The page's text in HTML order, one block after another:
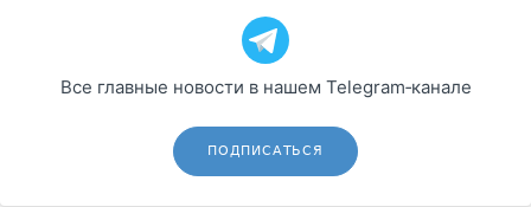
Все главные новости в нашем Telegram‑канале
ПОДПИСАТЬСЯ